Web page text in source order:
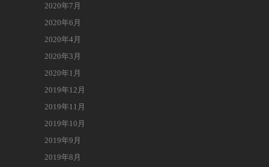
2020年7月
2020年6月
2020年4月
2020年3月
2020年1月
2019年12月
2019年11月
2019年10月
2019年9月
2019年8月